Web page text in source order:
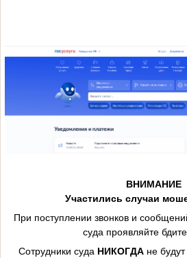
ВНИМАНИЕ
Участились случаи
При поступлении звонков и
суда проявляйте
Сотрудники суда НИКОГДАне будут